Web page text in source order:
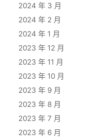
2024 年 3 月
2024 年 2 月
2024 年 1 月
2023 年 12 月
2023 年 11 月
2023 年 10 月
2023 年 9 月
2023 年 8 月
2023 年 7 月
2023 年 6 月